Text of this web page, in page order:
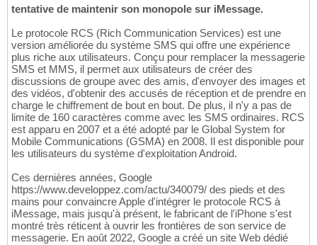
tentative de maintenir son monopole sur iMessage.
Le protocole RCS (Rich Communication Services) est une
version améliorée du système SMS qui offre une expérience
plus riche aux utilisateurs. Conçu pour remplacer la messagerie
SMS et MMS, il permet aux utilisateurs de créer des
discussions de groupe avec des amis, d'envoyer des images et
des vidéos, d'obtenir des accusés de réception et de prendre en
charge le chiffrement de bout en bout. De plus, il n'y a pas de
limite de 160 caractères comme avec les SMS ordinaires. RCS
est apparu en 2007 et a été adopté par le Global System for
Mobile Communications (GSMA) en 2008. Il est disponible pour
les utilisateurs du système d'exploitation Android.
Ces dernières années, Google
https://www.developpez.com/actu/340079/ des pieds et des
mains pour convaincre Apple d'intégrer le protocole RCS à
iMessage, mais jusqu'à présent, le fabricant de l'iPhone s'est
montré très réticent à ouvrir les frontières de son service de
messagerie. En août 2022, Google a créé un site Web dédié